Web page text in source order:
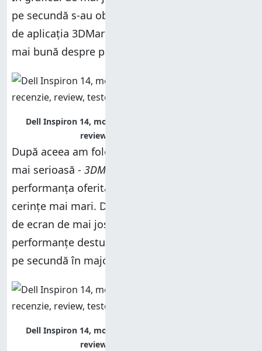
pe secundă s-au obținut în fiecare test executat
de aplicația 3DMarkRT, pentru a vă face o idee
mai bună despre performanțele oferite.
Dell Inspiron 14, model 7437, performante, recenzie,
review, teste, comparatie
După aceea am folosit o aplicație de testare
mai serioasă - 3DMark Vantage
performanța oferită pentru jocuri desktop cu
cerințe mai mari. După cum vedeți în captura
de ecran de mai jos, Dell Inspiron 14 a oferit
performanțe destul des slabe, cu puține cadre
pe secundă în majoritatea testelor.
Dell Inspiron 14, model 7437, performante, recenzie,
review, teste, comparatie